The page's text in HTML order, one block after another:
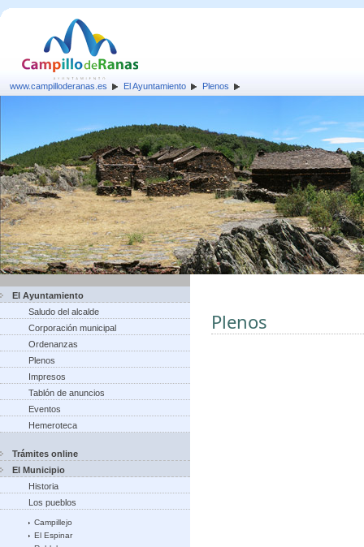
www.campilloderanas.es El Ayuntamiento Plenos
El Ayuntamiento
Saludo del alcalde
Corporación municipal
Ordenanzas
Plenos
Impresos
Tablón de anuncios
Eventos
Hemeroteca
Trámites online
El Municipio
Historia
Los pueblos
Campillejo
El Espinar
Plenos